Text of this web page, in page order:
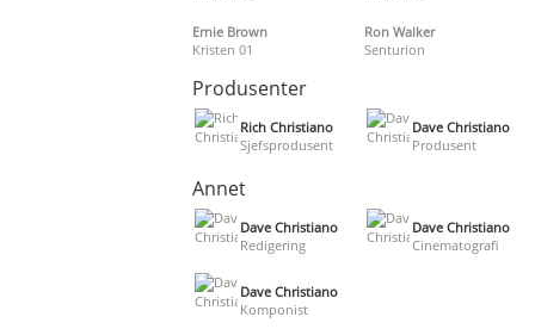
Ernie Brown
Kristen 01
Ron Walker
Senturion
Produsenter
Rich Christiano
Sjefsprodusent
Dave Christiano
Produsent
Annet
Dave Christiano
Redigering
Dave Christiano
Cinematografi
Dave Christiano
Komponist